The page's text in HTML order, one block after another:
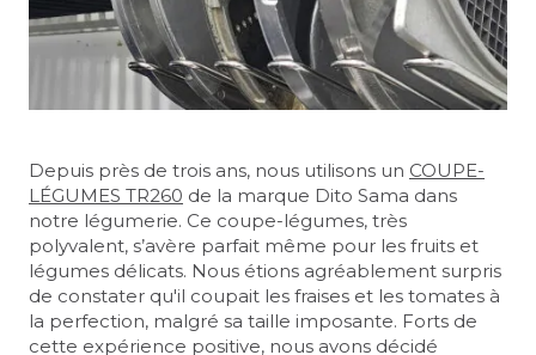
Depuis près de trois ans, nous utilisons un COUPE-
LÉGUMES TR260 de la marque Dito Sama dans
notre légumerie. Ce coupe-légumes, très
polyvalent, s’avère parfait même pour les fruits et
légumes délicats. Nous étions agréablement surpris
de constater qu'il coupait les fraises et les tomates à
la perfection, malgré sa taille imposante. Forts de
cette expérience positive, nous avons décidé
Gilles Levu, PDG deMAISON PATAY, a visité notre
usine à Aubusson en juin 2024. Voici son
témoignage: "Maison Patay fournit des produits Dito
Sama depuis plus de 40 ans, et nous avons toujours
été impressionnés par leur durabilité et leur fiabilité.
Ma visite de l'usine a révélé le secret de cette qualité
exceptionnelle : un processus de fabrication
entièrement basé en France, qui allie
Il est crucial de commencer par pratiquer à la main
pour comprendre le processus de travail avant de
passer progressivement à l'utilisation d'une machine.
Avec Dito Sama, cette transition est fluide. Vous
pouvez commencer à la main et terminer avec un
batteur mélangeur, ce qui rend cette machine
idéale pour l'apprentissage et l'enseignement. Dito
Sama garantit une qualité excellente, et permet aux